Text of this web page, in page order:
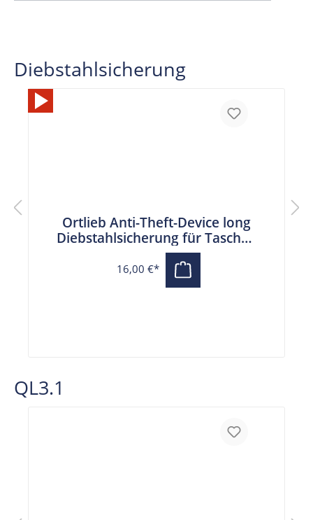
Diebstahlsicherung
Ortlieb Anti-Theft-Device long
Diebstahlsicherung für Taschen
(25 cm)
16,00 €*
QL3.1